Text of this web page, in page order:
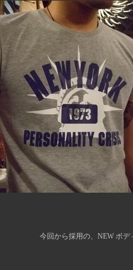
今回から採用の、NEW ボディ